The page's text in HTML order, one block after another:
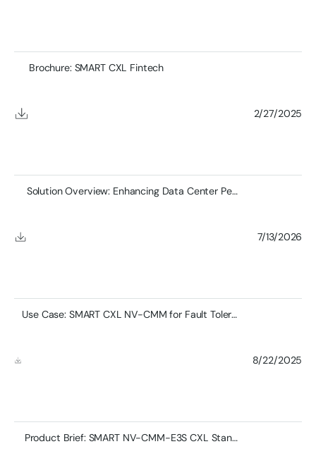
Brochure: SMART CXL Fintech
2/27/2025
Solution Overview: Enhancing Data Center Performance
7/13/2026
Use Case: SMART CXL NV-CMM for Fault Tolerant Distributed Machine Learning Training
8/22/2025
Product Brief: SMART NV-CMM-E3S CXL Standard Memory Module